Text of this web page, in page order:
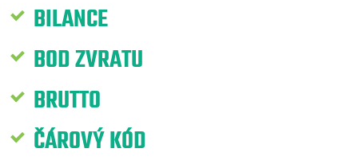
BILANCE
BOD ZVRATU
BRUTTO
ČÁROVÝ KÓD